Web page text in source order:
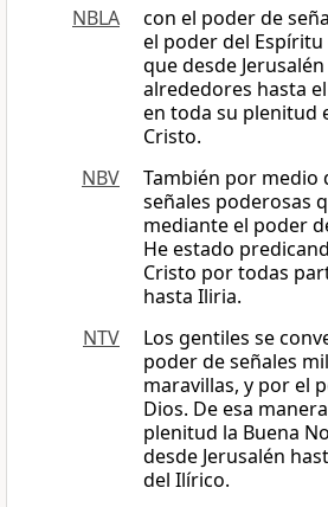
NBLA
con el poder de
el poder del
que desde
alrededores hasta
en toda su plenitud
Cristo.
NBV
También por medio
señales poderosas
mediante el poder
He estado
Cristo por todas
hasta Iliria.
NTV
Los gentiles se
poder de señales
maravillas, y por el
Dios. De esa
plenitud la Buena
desde Jerusalén
del Ilírico.